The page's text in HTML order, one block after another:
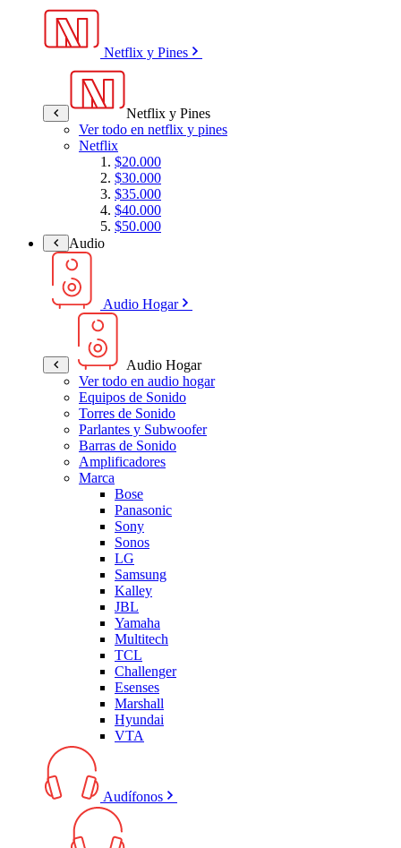
Netflix y Pines
Netflix y Pines
Ver todo en netflix y pines
Netflix
$20.000
$30.000
$35.000
$40.000
$50.000
Audio
Audio Hogar
Audio Hogar
Ver todo en audio hogar
Equipos de Sonido
Torres de Sonido
Parlantes y Subwoofer
Barras de Sonido
Amplificadores
Marca
Bose
Panasonic
Sony
Sonos
LG
Samsung
Kalley
JBL
Yamaha
Multitech
TCL
Challenger
Esenses
Marshall
Hyundai
VTA
Audífonos